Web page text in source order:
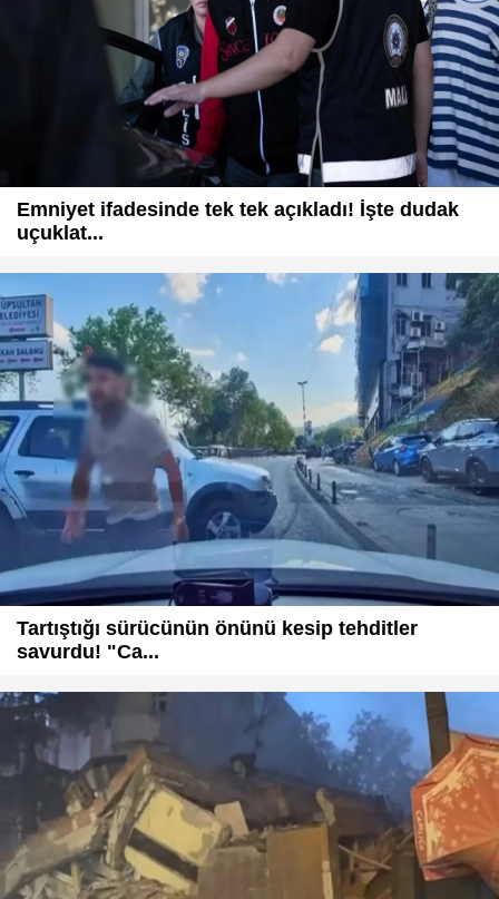
Emniyet ifadesinde tek tek açıkladı! İşte dudak
uçuklat...
Tartıştığı sürücünün önünü kesip tehditler
savurdu! "Ca...